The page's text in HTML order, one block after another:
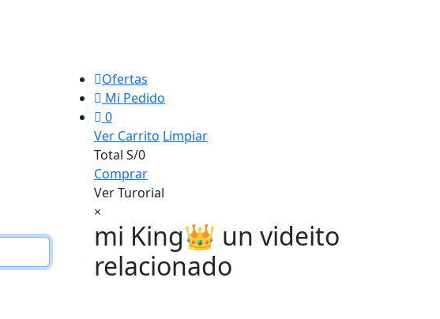
Ofertas
Mi Pedido
0
Ver Carrito Limpiar
Total S/0
Comprar
Ver Turorial
×
mi King👑 un videito
relacionado